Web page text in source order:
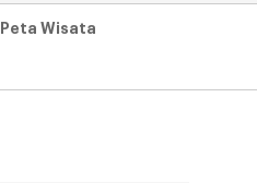
Peta Wisata